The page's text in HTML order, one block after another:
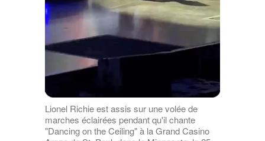
Lionel Richie est assis sur une volée de
marches éclairées pendant qu'il chante
"Dancing on the Ceiling" à la Grand Casino